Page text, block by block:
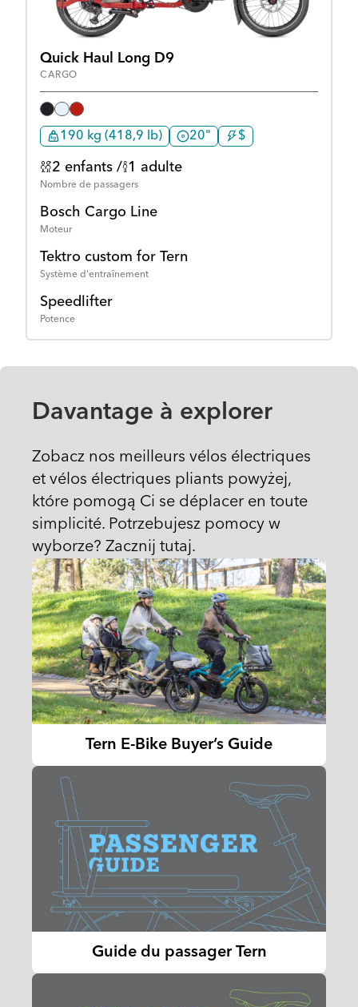
Quick Haul Long D9
CARGO
190 kg (418,9 lb) 20" $
2 enfants / 1 adulte
Nombre de passagers
Bosch Cargo Line
Moteur
Tektro custom for Tern
Système d'entraînement
Speedlifter
Potence
Davantage à explorer
Zobacz nos meilleurs vélos électriques
et vélos électriques pliants powyżej,
które pomogą Ci se déplacer en toute
simplicité. Potrzebujesz pomocy w
wyborze? Zacznij tutaj.
Tern E-Bike Buyer’s Guide
Guide du passager Tern